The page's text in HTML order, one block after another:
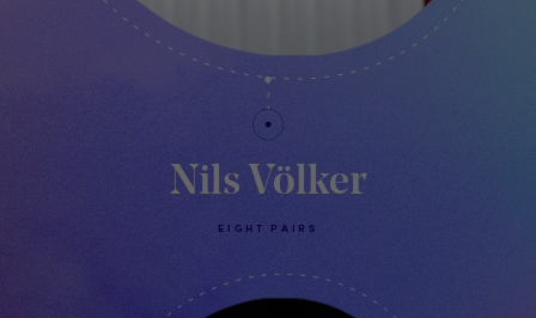
Nils Völker
EIGHT PAIRS